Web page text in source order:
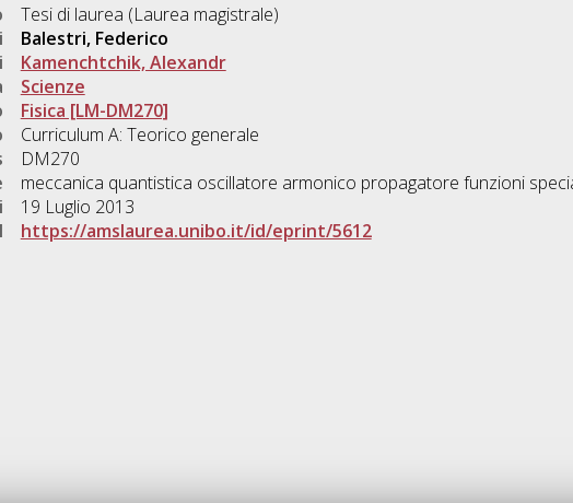
Tesi di laurea (Laurea magistrale)
Balestri, Federico
Kamenchtchik, Alexandr
Scienze
Fisica [LM-DM270]
Curriculum A: Teorico generale
DM270
meccanica quantistica oscillatore armonico propagatore funzioni
19 Luglio 2013
https://amslaurea.unibo.it/id/eprint/5612